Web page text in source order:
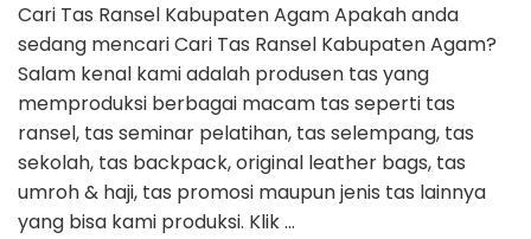
Cari Tas Ransel Kabupaten Agam Apakah anda
sedang mencari Cari Tas Ransel Kabupaten Agam?
Salam kenal kami adalah produsen tas yang
memproduksi berbagai macam tas seperti tas
ransel, tas seminar pelatihan, tas selempang, tas
sekolah, tas backpack, original leather bags, tas
umroh & haji, tas promosi maupun jenis tas lainnya
yang bisa kami produksi. Klik …